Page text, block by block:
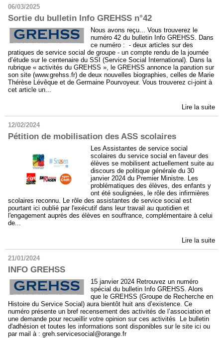
06/03/2025
Sortie du bulletin Info GREHSS n°42
Nous avons reçu... Vous trouverez le
numéro 42 du bulletin Info GREHSS. Dans
ce numéro : - deux articles sur des
pratiques de service social de groupe - un compte rendu de la journée
d’étude sur le centenaire du SSI (Service Social International). Dans la
rubrique « activités du GREHSS », le GREHSS annonce la parution sur
son site (www.grehss.fr) de deux nouvelles biographies, celles de Marie
Thérèse Lévêque et de Germaine Pourvoyeur. Vous trouverez ci-joint à
cet article un...
Lire la suite
12/02/2024
Pétition de mobilisation des ASS scolaires
Les Assistantes de service social
scolaires du service social en faveur des
élèves se mobilisent actuellement suite au
discours de politique générale du 30
janvier 2024 du Premier Ministre. Les
problématiques des élèves, des enfants y
ont été soulignées, le rôle des infirmières
scolaires reconnu. Le rôle des assistantes de service social est
pourtant ici oublié par l'exécutif dans leur travail au quotidien et
l'engagement auprès des élèves en souffrance, complémentaire à celui
de...
Lire la suite
21/01/2024
INFO GREHSS
15 janvier 2024 Retrouvez un numéro
spécial du bulletin Info GREHSS. Alors
que le GREHSS (Groupe de Recherche en
Histoire du Service Social) aura bientôt huit ans d’existence. Ce
numéro présente un bref recensement des activités de l’association et
une demande pour recueillir votre opinion sur ces activités Le bulletin
d'adhésion et toutes les informations sont disponibles sur le site ici ou
par mail à : greh.servicesocial@orange.fr